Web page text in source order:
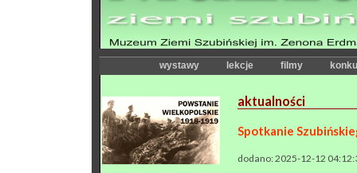
wystawy lekcje filmy
aktualności
Spotkanie
dodano: 2025-12-12